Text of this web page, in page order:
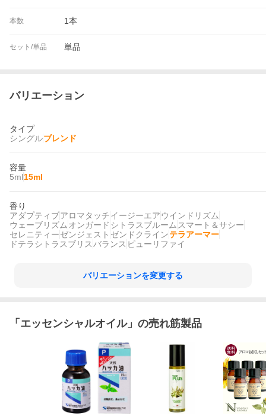
本数 1本
セット/単品 単品
バリエーション
タイプ
シングルブレンド
容量
5ml15ml
香り
アダプティブアロマタッチイージーエアウインドリズム
ウェーブリズム オンガード シトラスブルーム スマート＆サシー
セレニティーゼンジェスト ゼンドクラインテラアーマー
ドテラシトラスブリス バランス ピューリファイ
バリエーションを変更する
「 エッセンシャルオイル」の売れ筋製品